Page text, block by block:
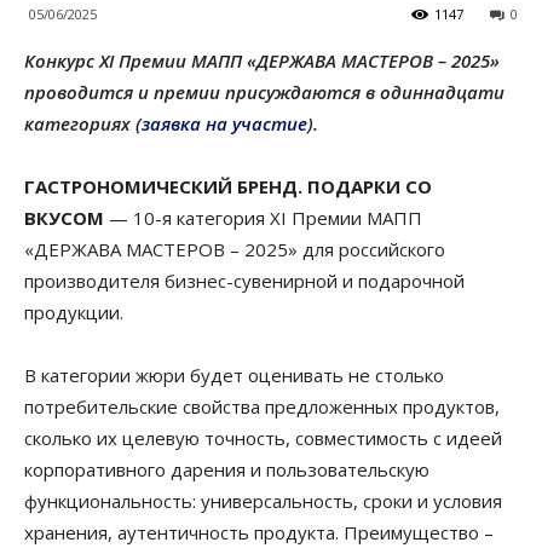
05/06/2025 0
1147
Конкурс XI Премии МАПП «ДЕРЖАВА МАСТЕРОВ – 2025»
проводится и премии присуждаются в одиннадцати
категориях (заявка на участие).
ГАСТРОНОМИЧЕСКИЙ БРЕНД. ПОДАРКИ СО
ВКУСОМ — 10-я категория XI Премии МАПП
«ДЕРЖАВА МАСТЕРОВ – 2025» для российского
производителя бизнес-сувенирной и подарочной
продукции.
В категории жюри будет оценивать не столько
потребительские свойства предложенных продуктов,
сколько их целевую точность, совместимость с идеей
корпоративного дарения и пользовательскую
функциональность: универсальность, сроки и условия
хранения, аутентичность продукта. Преимущество –